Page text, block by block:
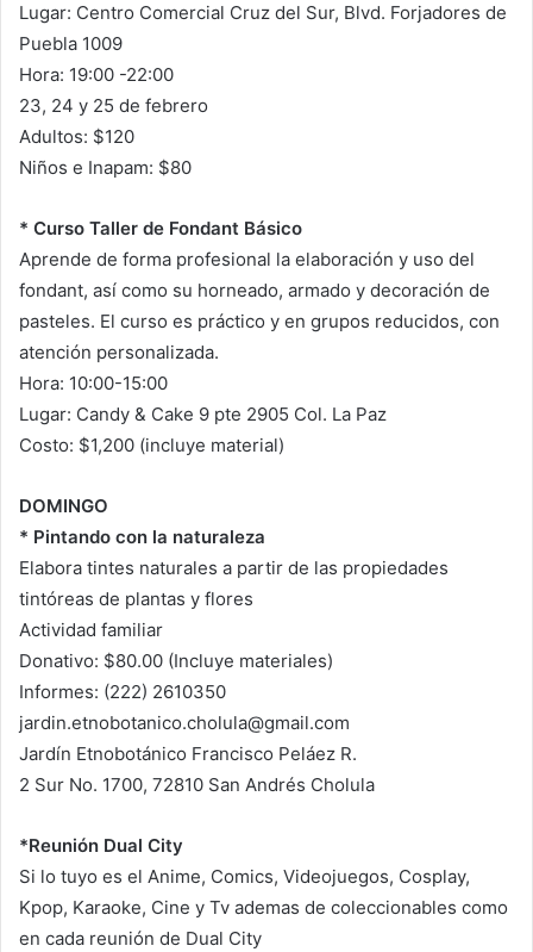
Lugar: Centro Comercial Cruz del Sur, Blvd. Forjadores de
Puebla 1009
Hora: 19:00 -22:00
23, 24 y 25 de febrero
Adultos: $120
Niños e Inapam: $80
* Curso Taller de Fondant Básico
Aprende de forma profesional la elaboración y uso del
fondant, así como su horneado, armado y decoración de
pasteles. El curso es práctico y en grupos reducidos, con
atención personalizada.
Hora: 10:00-15:00
Lugar: Candy & Cake 9 pte 2905 Col. La Paz
Costo: $1,200 (incluye material)
DOMINGO
* Pintando con la naturaleza
Elabora tintes naturales a partir de las propiedades
tintóreas de plantas y flores
Actividad familiar
Donativo: $80.00 (Incluye materiales)
Informes: (222) 2610350
jardin.etnobotanico.cholula@gmail.com
Jardín Etnobotánico Francisco Peláez R.
2 Sur No. 1700, 72810 San Andrés Cholula
*Reunión Dual City
Si lo tuyo es el Anime, Comics, Videojuegos, Cosplay,
Kpop, Karaoke, Cine y Tv ademas de coleccionables como
en cada reunión de Dual City